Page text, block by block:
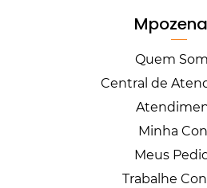
Quem
Central de
Minha
Meus
Trabalhe